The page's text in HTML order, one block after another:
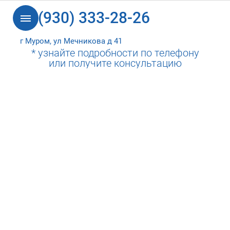
8 (930) 333-28-26
г Муром, ул Мечникова д 41
* узнайте подробности по телефону
или получите консультацию